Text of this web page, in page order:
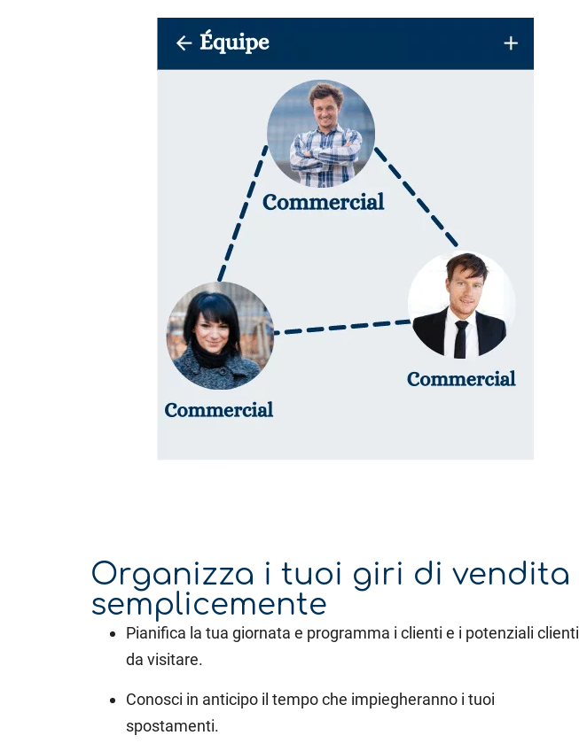
Organizza i tuoi giri di vendita
semplicemente
Pianifica la tua giornata e programma i clienti e i potenziali clienti
da visitare.
Conosci in anticipo il tempo che impiegheranno i tuoi
spostamenti.